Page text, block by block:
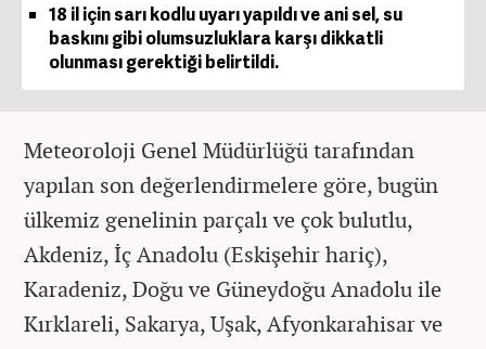
18 il için sarı kodlu uyarı yapıldı ve ani sel, su
baskını gibi olumsuzluklara karşı dikkatli
olunması gerektiği belirtildi.
Meteoroloji Genel Müdürlüğü tarafından
yapılan son değerlendirmelere göre, bugün
ülkemiz genelinin parçalı ve çok bulutlu,
Akdeniz, İç Anadolu (Eskişehir hariç),
Karadeniz, Doğu ve Güneydoğu Anadolu ile
Kırklareli, Sakarya, Uşak, Afyonkarahisar ve